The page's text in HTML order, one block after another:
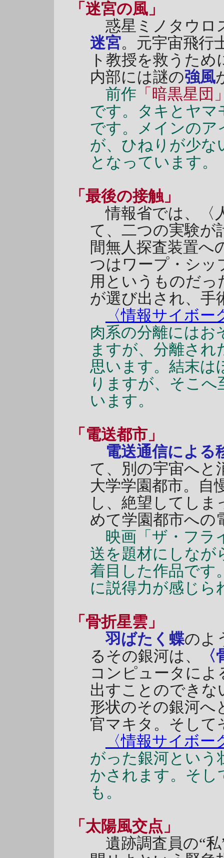
「迷宮の風」
惑星ミノタウロ
迷宮。元宇宙飛行
ト教授を救うた
内部には謎の強風
前作 「暗黒星団
です。タキとヤマ
です。メインのア
が、ひねりが少な
となっています。
「最後の接触」
情報省では、〈
て、二つの実験が
間無人探査装置へ
つはワープ・シッ
用というものだっ
が選び出され、
〈情報サイボ
肉系の分離にはお
ますが、分離され
思います。結末は
りますが、そこ
います。
「電送都市」
電送通信による
て、別の宇宙へと
大学学園都市。自
し、絶望してしま
めて学園都市へ
映画「ザ・フラ
送を題材にしなが
着目した作品です
に説得力が感じら
「骨折星雲」
羽ばたく蝶のよ
るその銀河は、
コンピュータに
出すことのできな
形状のその銀河へ
官マキタ。そし
〈情報サイボ
がった銀河という
かされます。そし
も。
「太陽風交点」
遺跡調査員の“私